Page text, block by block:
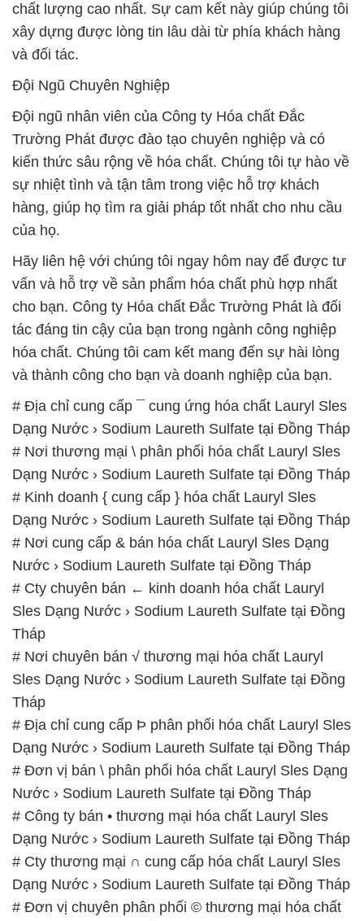
chất lượng cao nhất. Sự cam kết này giúp chúng tôi
xây dựng được lòng tin lâu dài từ phía khách hàng
và đối tác.
Đội Ngũ Chuyên Nghiệp
Đội ngũ nhân viên của Công ty Hóa chất Đắc
Trường Phát được đào tạo chuyên nghiệp và có
kiến thức sâu rộng về hóa chất. Chúng tôi tự hào về
sự nhiệt tình và tận tâm trong việc hỗ trợ khách
hàng, giúp họ tìm ra giải pháp tốt nhất cho nhu cầu
của họ.
Hãy liên hệ với chúng tôi ngay hôm nay để được tư
vấn và hỗ trợ về sản phẩm hóa chất phù hợp nhất
cho bạn. Công ty Hóa chất Đắc Trường Phát là đối
tác đáng tin cậy của bạn trong ngành công nghiệp
hóa chất. Chúng tôi cam kết mang đến sự hài lòng
và thành công cho bạn và doanh nghiệp của bạn.
# Địa chỉ cung cấp ¯ cung ứng hóa chất Lauryl Sles
Dạng Nước › Sodium Laureth Sulfate tại Đồng Tháp
# Nơi thương mại \ phân phối hóa chất Lauryl Sles
Dạng Nước › Sodium Laureth Sulfate tại Đồng Tháp
# Kinh doanh { cung cấp } hóa chất Lauryl Sles
Dạng Nước › Sodium Laureth Sulfate tại Đồng Tháp
# Nơi cung cấp & bán hóa chất Lauryl Sles Dạng
Nước › Sodium Laureth Sulfate tại Đồng Tháp
# Cty chuyên bán ← kinh doanh hóa chất Lauryl
Sles Dạng Nước › Sodium Laureth Sulfate tại Đồng
Tháp
# Nơi chuyên bán √ thương mại hóa chất Lauryl
Sles Dạng Nước › Sodium Laureth Sulfate tại Đồng
Tháp
# Địa chỉ cung cấp Þ phân phối hóa chất Lauryl Sles
Dạng Nước › Sodium Laureth Sulfate tại Đồng Tháp
# Đơn vị bán \ phân phối hóa chất Lauryl Sles Dạng
Nước › Sodium Laureth Sulfate tại Đồng Tháp
# Công ty bán • thương mại hóa chất Lauryl Sles
Dạng Nước › Sodium Laureth Sulfate tại Đồng Tháp
# Cty thương mại ∩ cung cấp hóa chất Lauryl Sles
Dạng Nước › Sodium Laureth Sulfate tại Đồng Tháp
# Đơn vị chuyên phân phối © thương mại hóa chất